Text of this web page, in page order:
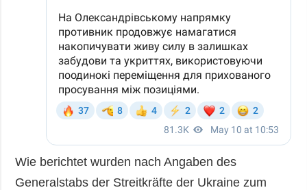
Wie berichtet wurden nach Angaben des
Generalstabs der Streitkräfte der Ukraine zum